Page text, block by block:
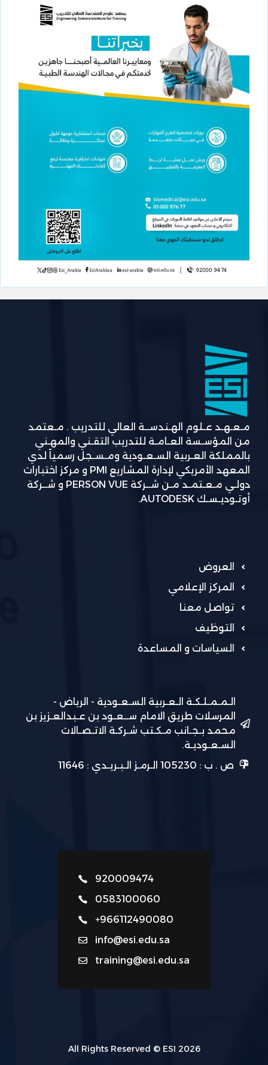
مـعـهـد عـلوم الهـندســة العالي للتدريب . مـعتمد
من المؤسـسة العـامـة للتدريب التقـني والمهـني
بالمملكة العـربية السـعـودية ومـسـجل رسمياً لدي
المعهد الأمريكي لإدارة المشاريع PMI و مركز اختبارات
دولـي مـعـتمـد مـن شــركة PERSON VUE و شــركة
أوتـوديـسـك AUTODESK.
العروض
المركز الإعلامي
تواصل معنا
التوظيف
السياسات و المساعدة
الـمـمـلـكـة الـعـربية السـعـودية - الرياض -
المرسلات طريق الامام ســعـود بن عـبدالعـزيز بن
محمد بـجـانب مـكـتب شـركـة الاتـصـالات
السـعـوديـة.
ص . ب : 105230 الـرمـز الـبـريـدي : 11646
920009474
0583100060
+966112490080
info@esi.edu.sa
training@esi.edu.sa
All Rights Reserved © ESI 2026